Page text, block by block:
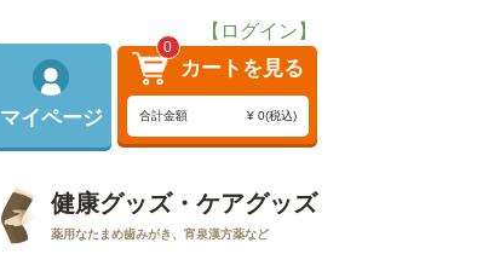
【ログイン】
マイページ
0
カートを見る
合計金額 ¥ 0(税込)
健康グッズ・ケアグッズ
薬用なたまめ歯みがき、宵泉漢方薬など